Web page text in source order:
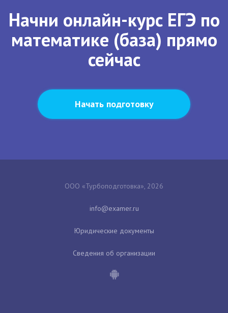
Начни онлайн-курс ЕГЭ по
математике (база) прямо
сейчас
Начать подготовку
ООО «Турбоподготовка», 2026
Юридические документы
Сведения об организации